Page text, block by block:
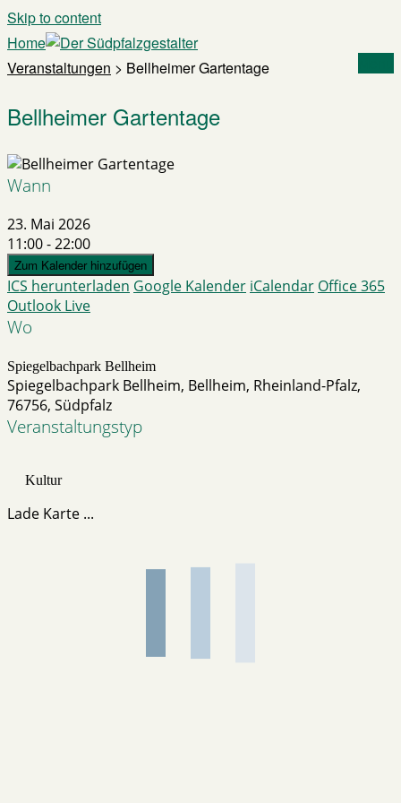
Skip to content
Home
Veranstaltungen > Bellheimer Gartentage
Bellheimer Gartentage
Wann
23. Mai 2026
11:00 - 22:00
Zum Kalender hinzufügen
ICS herunterladen Google Kalender iCalendar Office 365
Outlook Live
Wo
Spiegelbachpark Bellheim
Spiegelbachpark Bellheim, Bellheim, Rheinland-Pfalz,
76756, Südpfalz
Veranstaltungstyp
Kultur
Lade Karte ...